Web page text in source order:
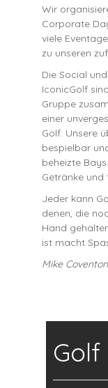
Wir
Corporate
viele
zu unseren
Die Social
IconicGolf
Gruppe
einer
Golf. Unsere
bespielbar
beheizte
Getränke
Jeder kann
denen, die
Hand
ist macht
Mike
Golf